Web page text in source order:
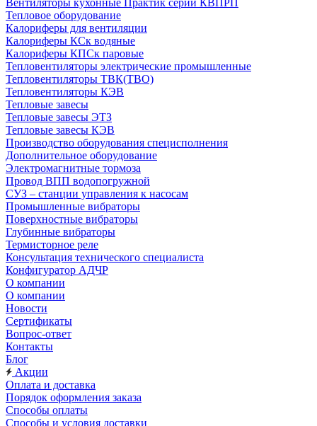
Вентиляторы кухонные Практик серии КВПРП
Тепловое оборудование
Калориферы для вентиляции
Калориферы КСк водяные
Калориферы КПСк паровые
Тепловентиляторы электрические промышленные
Тепловентиляторы ТВК(ТВО)
Тепловентиляторы КЭВ
Тепловые завесы
Тепловые завесы ЭТЗ
Тепловые завесы КЭВ
Производство оборудования специсполнения
Дополнительное оборудование
Электромагнитные тормоза
Провод ВПП водопогружной
СУЗ – станции управления к насосам
Промышленные вибраторы
Поверхностные вибраторы
Глубинные вибраторы
Термисторное реле
Консультация технического специалиста
Конфигуратор АДЧР
О компании
О компании
Новости
Сертификаты
Вопрос-ответ
Контакты
Блог
Акции
Оплата и доставка
Порядок оформления заказа
Способы оплаты
Способы и условия доставки